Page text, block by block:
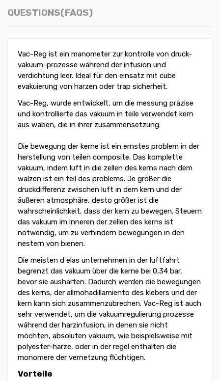
QUESTIONS(FAQS)
Vac-Reg ist ein manometer zur kontrolle von druck-
vakuum-prozesse während der infusion und
verdichtung leer. Ideal für den einsatz mit cube
evakuierung von harzen oder trap sicherheit.
Vac-Reg, wurde entwickelt, um die messung präzise
und kontrollierte das vakuum in teile verwendet kern
aus waben, die in ihrer zusammensetzung.
Die bewegung der kerne ist ein ernstes problem in der
herstellung von teilen composite. Das komplette
vakuum, indem luft in die zellen des kerns nach dem
walzen ist ein teil des problems. Je größer die
druckdifferenz zwischen luft in dem kern und der
äußeren atmosphäre, desto größer ist die
wahrscheinlichkeit, dass der kern zu bewegen. Steuern
das vakuum im inneren der zellen des kerns ist
notwendig, um zu verhindern bewegungen in den
nestern von bienen.
Die meisten d elas unternehmen in der luftfahrt
begrenzt das vakuum über die kerne bei 0,34 bar,
bevor sie aushärten. Dadurch werden die bewegungen
des kerns, der allmohadillamiento des klebers und der
kern kann sich zusammenzubrechen. Vac-Reg ist auch
sehr verwendet, um die vakuumregulierung prozesse
während der harzinfusion, in denen sie nicht
möchten, absoluten vakuum, wie beispielsweise mit
polyester-harze, oder in der regel enthalten die
monomere der vernetzung flüchtigen.
Vorteile